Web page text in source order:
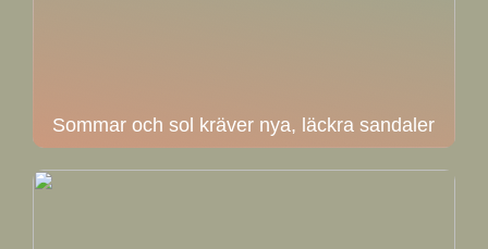
Sommar och sol kräver nya, läckra sandaler